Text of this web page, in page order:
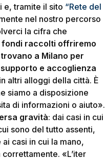
e, tramite il sito “Rete del
nel nostro percorso
la cifra che
fondi raccolti offriremo
a Milano per
e accoglienza
altri alloggi della città. È
siamo a disposizione
di informazioni o aiuto».
gravità: dai casi in cui
sono del tutto assenti,
casi in cui la mano,
«L’iter